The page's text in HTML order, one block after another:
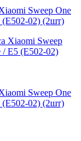
Sweep One
(E502-02) (2шт)
Sweep One
(E502-02) (2шт)